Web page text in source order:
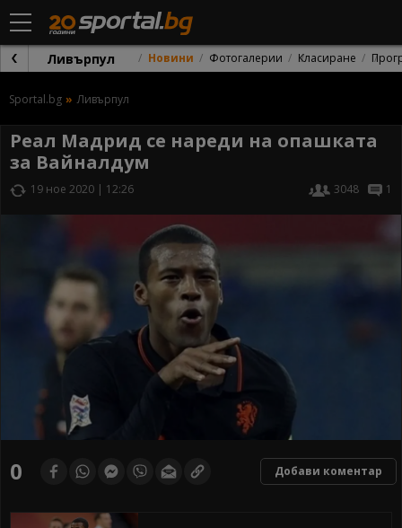
Ливърпул Новини Фотогалерии Класиране
Sportal.bg Ливърпул
Реал Мадрид се нареди на опашката
за Вайналдум
19 ное 2020 | 12:26 3048 1
0 Добави коментар